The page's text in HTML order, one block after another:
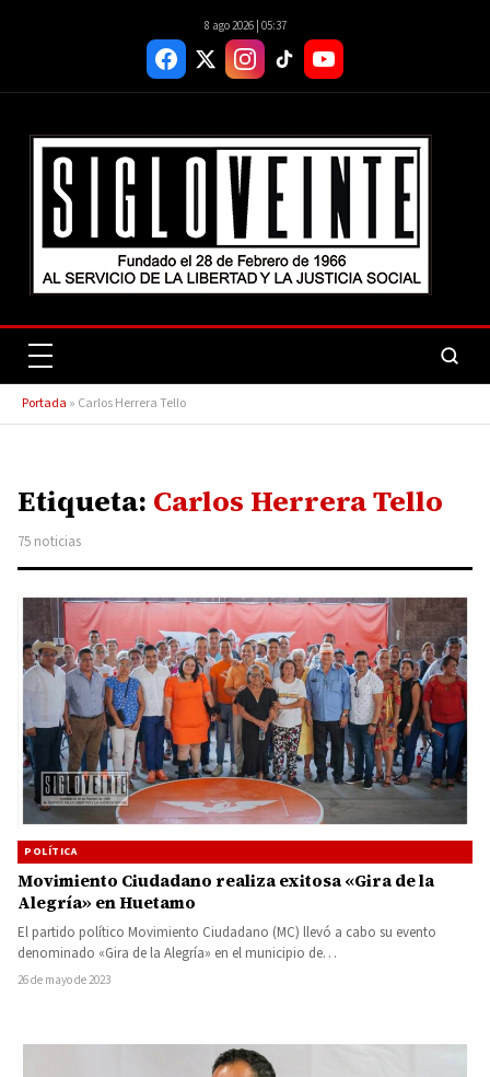
8 ago 2026 | 05:37
Portada » Carlos Herrera Tello
Etiqueta: Carlos Herrera Tello
75 noticias
POLÍTICA
Movimiento Ciudadano realiza exitosa «Gira de la
Alegría» en Huetamo
El partido político Movimiento Ciudadano (MC) llevó a cabo su evento
denominado «Gira de la Alegría» en el municipio de…
26 de mayo de 2023